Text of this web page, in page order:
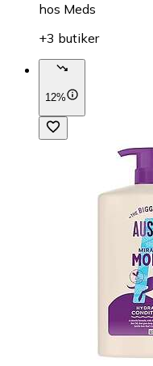
hos Meds
+3 butiker
12%